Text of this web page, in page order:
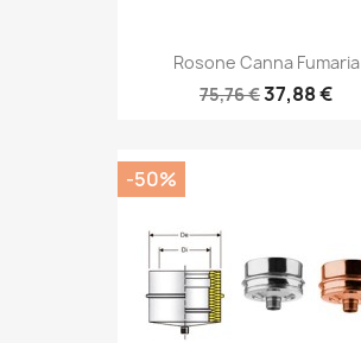
Rosone Canna Fumaria
75,76 €37,88 €
-50%